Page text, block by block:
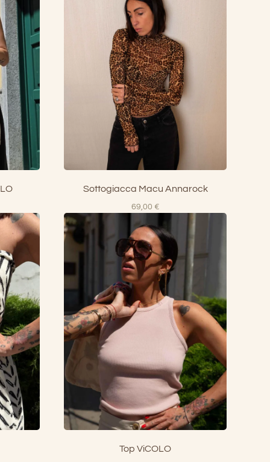
Sottogiacca Macu Annarock
69,00 €
Top ViCOLO